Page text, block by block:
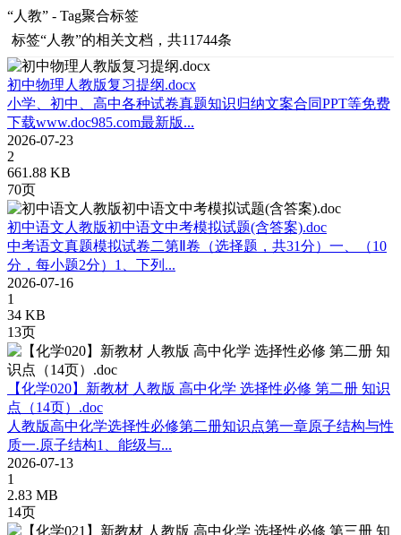
“人教” - Tag聚合标签
标签“人教”的相关文档，共11744条
初中物理人教版复习提纲.docx
小学、初中、高中各种试卷真题知识归纳文案合同PPT等免费
下载www.doc985.com最新版...
2026-07-23
2
661.88 KB
70页
初中语文人教版初中语文中考模拟试题(含答案).doc
中考语文真题模拟试卷二第Ⅱ卷（选择题，共31分）一、（10
分，每小题2分）1、下列...
2026-07-16
1
34 KB
13页
【化学020】新教材 人教版 高中化学 选择性必修 第二册 知识
点（14页）.doc
人教版高中化学选择性必修第二册知识点第一章原子结构与性
质一.原子结构1、能级与...
2026-07-13
1
2.83 MB
14页